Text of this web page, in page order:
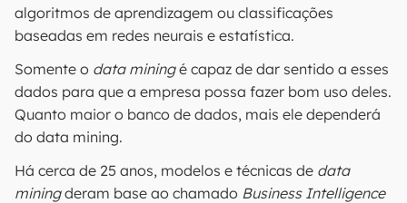
algoritmos de aprendizagem ou classificações
baseadas em redes neurais e estatística.
Somente o data miningé capaz de dar sentido a esses
dados para que a empresa possa fazer bom uso deles.
Quanto maior o banco de dados, mais ele dependerá
do data mining.
Há cerca de 25 anos, modelos e técnicas de data
miningderam base ao chamado Business Intelligence